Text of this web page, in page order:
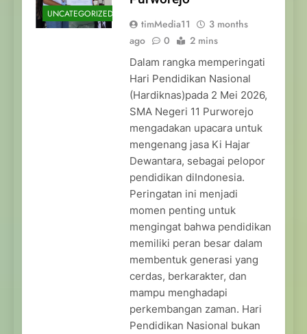
UNCATEGORIZED
timMedia11
3 months
ago
0 2 mins
Dalam rangka memperingati
Hari Pendidikan Nasional
(Hardiknas)pada 2 Mei 2026,
SMA Negeri 11 Purworejo
mengadakan upacara untuk
mengenang jasa Ki Hajar
Dewantara, sebagai pelopor
pendidikan diIndonesia.
Peringatan ini menjadi
momen penting untuk
mengingat bahwa pendidikan
memiliki peran besar dalam
membentuk generasi yang
cerdas, berkarakter, dan
mampu menghadapi
perkembangan zaman. Hari
Pendidikan Nasional bukan